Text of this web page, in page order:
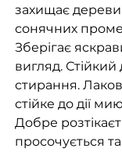
захищає
сонячних
Зберігає
вигляд.
стирання.
стійке до дії
Добре
просочується